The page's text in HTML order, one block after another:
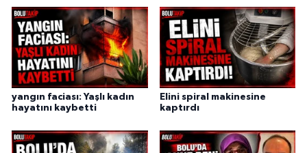
yangın faciası: Yaşlı kadın
hayatını kaybetti
Elini spiral makinesine
kaptırdı